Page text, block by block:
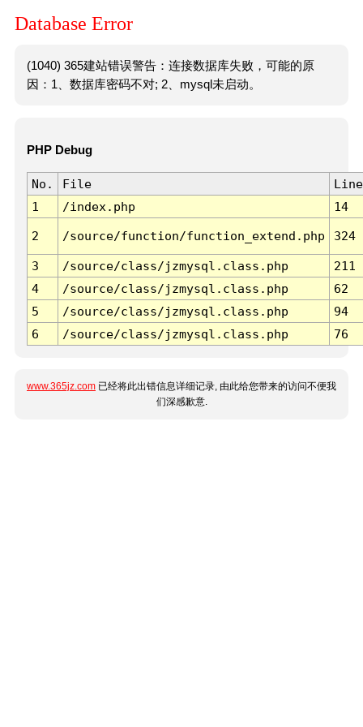
Database Error
(1040) 365建站错误警告：连接数据库失败，可能的原
因：1、数据库密码不对; 2、mysql未启动。
PHP Debug
No. File
Line
1
/index.php 14
2 /source/function/function_extend.php 324
3 /source/class/jzmysql.class.php
211
4
/source/class/jzmysql.class.php
62
5
/source/class/jzmysql.class.php
94
6
/source/class/jzmysql.class.php 76
www.365jz.com 已经将此出错信息详细记录, 由此给您带来的访问不便我
们深感歉意.